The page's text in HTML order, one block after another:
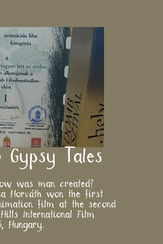
Tales
was man created?
Horváth won the first
film at the second
Hills International Film
Hungary.